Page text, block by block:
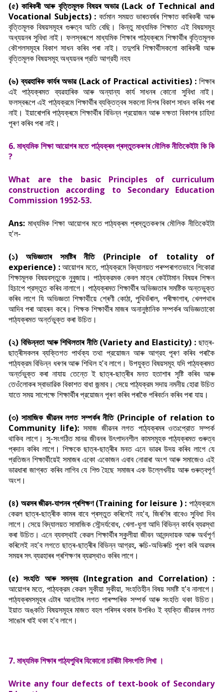
(৫) কাৰিকৰী আৰু বৃত্তিমূলক বিষয়ৰ অভাৱ (Lack of Technical and
Vocational Subjects) : বর্তমান সময়ত ভাৰতবৰ্ষৰ শিক্ষাত কাৰিকৰী আৰু
বৃত্তিমূলক বিষয়সমূহৰ গুৰুত্ব অতি বেছি। কিন্তু মাধ্যমিক শিক্ষাত এই বিষয়সমূহ
অধ্যয়নৰ সুবিধা নাই। ফলস্বৰূপে মাধ্যমিক শিক্ষাৰ পাঠ্যক্ৰমে শিক্ষাৰ্থীৰ বৃত্তিমূলক
কৌশলসমূহৰ বিকাশ সাধন কৰিব পৰা নাই। তদুপৰি শিক্ষাৰ্থীসকলো কাৰিকৰী আৰু
বৃত্তিমূলক বিষয়সমূহ অধ্যয়নৰ প্রতি আগ্রহী নহয
(৬) ব্যৱহাৰিক কাৰ্যৰ অভাৱ (Lack of Practical activities) : শিক্ষাৰ
এই পাঠ্যক্ৰমত ব্যৱহাৰিক আৰু অন্যান্য কাৰ্য সাধনৰ কোনো সুবিধা নাই।
ফলস্বৰূপে এই পাঠ্যক্রমে শিক্ষার্থীৰ ব্যক্তিত্বৰ সকলো দিশৰ বিকাশ সাধন কৰিব পৰা
নাই। ইয়াৰোপৰি পাঠ্যক্ৰমে শিক্ষার্থীৰ বিভিন্ন প্রয়োজন আৰু দক্ষতা বিকাশৰ চাহিদা
পূৰণ কৰিব পৰা নাই।
6. মাধ্যমিক শিক্ষা আয়োগৰ মতে পাঠ্যক্ৰম প্ৰস্তুতকৰণৰ মৌলিক নীতিকেইটা কি কি
?
What are the basic Principles of curriculum
construction according to Secondary Education
Commission 1952-53.
Ans: মাধ্যমিক শিক্ষা আয়োগৰ মতে পাঠ্যক্ৰম প্ৰস্তুতকৰণৰ মৌলিক নীতিকেইটা
হ'ল-
(১) অভিজ্ঞতাৰ সমষ্টিৰ নীতি (Principle of totality of
experience) :আয়োগৰ মতে, পাঠ্যক্রমে বিদ্যালয়ত পৰম্পৰাগতভাবে শিকোৱা
শিক্ষামূলক বিষয়বস্তুকে নুবুজায়। পাঠ্যক্রমক কেবল মাত্ৰ কেইটামান বিষয়ৰ শিক্ষন
হিচাপে প্রস্তুত কৰিব নালাগে। পাঠ্যক্ৰমত শিক্ষাৰ্থীৰ অভিজ্ঞতাৰ সমষ্টিক অন্তভুক্ত
কৰিব লাগে যি অভিজ্ঞতা শিক্ষার্থীয়ে শ্ৰেণী কোঠা, পুথিভঁৰাল, পৰীক্ষাগাৰ, খেলপথাৰ
আদিব পৰা আহৰন কৰে। শিক্ষক শিক্ষার্থীৰ মাজৰ অনানুষ্ঠানিক সম্পৰ্কৰ অভিজ্ঞতাকো
পাঠ্যক্ৰমত অর্ন্তভুক্ত কৰা উচিত।
(২) বিভিন্নতা আৰু শিথিলতাৰ নীতি (Variety and Elasticity) : ছাত্ৰ-
ছাত্ৰীসকলৰ ব্যক্তিগত পার্থক্য তথা প্রয়োজন আৰু আগ্রহ পূৰণ কৰিব পৰাকৈ
পাঠ্যক্রম বিভিন্ন ধৰণৰ আৰু শিথিল হ'ব লাগে। উপযুক্ত বিষয়সমূহ যদি পাঠ্যক্ৰমত
অর্ন্তভুক্ত কৰা নাযায় তেন্তে ই ছাত্ৰ-ছাত্ৰীৰ মনত হতাশাৰ সৃষ্টি কৰিব আৰু
তেওঁলোকৰ স্বাভাৱিক বিকাশত বাধা জন্মাব। সেয়ে পাঠ্যক্রম সদায় নমনীয় হোৱা উচিত
যাতে সময় সাপেক্ষে শিক্ষার্থীৰ প্রয়োজন পূৰণ কৰিব পৰাকৈ পৰিবৰ্তন কৰিব পৰা যায়।
(৩) সামাজিক জীৱনৰ লগত সম্পৰ্কৰ নীতি (Principle of relation to
Community life):সমাজ জীৱনৰ লগত পাঠ্যক্ৰমৰ ওতঃপ্রোত সম্পর্ক
থাকিব লাগে। সু-সংগঠিত মানৱ জীবনৰ উৎপাদনশীল কামসমূহক পাঠ্যক্ৰমত গুৰুত্ব
প্ৰদান কৰিব লাগে। শিক্ষকে ছাত্ৰ-ছাত্ৰীৰ মনত এনে ভাৱৰ উদয় কৰিব লাগে যে
প্রতিজন শিক্ষার্থীয়েই সমাজৰ একো একোজন এবাব নোৱাৰা অংশ আৰু সমাজেও এই
ভাৱধাৰা জাগ্ৰত কৰিব লাগিব যে শিশু হৈছে সমাজৰ এক উল্লেখনীয় আৰু গুৰুত্বপূৰ্ণ
অংশ।
(৪) অৱসৰ জীৱন-যাপনৰ প্ৰশিক্ষণ (Training for leisure ) : পাঠ্যক্রমে
কেৱল ছাত্ৰ-ছাত্ৰীক কামৰ বাবে প্ৰস্তুত কৰিলেই নহ'ব, জিৰণিৰ বাবেও সুবিধা দিব
লাগে। সেয়ে বিদ্যালয়ত সামাজিক সৌন্দর্যবোধ, খেলা-ধূলা আদি বিভিন্ন কার্যৰ ব্যৱস্থা
কৰা উচিত। এনে ব্যবস্থাই কেৱল শিক্ষাৰ্থীৰ স্কুলীয়া জীবন আনন্দদায়ক আৰু অৰ্থপূৰ্ণ
কৰিলেই নহ'ব লগতে ছাত্ৰ-ছাত্ৰীৰ বিভিন্ন আগ্রহ, ৰুচি-অভিৰুচি পূৰণ কৰি অৱসৰ
সময়ৰ সৎ ব্যৱহাৰৰ প্ৰশিক্ষণৰ ব্যৱস্থাও কৰিব লাগে।
(৫) সংহতি আৰু সমন্বয় (Integration and Correlation) :
আয়োগৰ মতে, পাঠ্যক্রম কেৱল সুকীয়া সুকীয়া, সংহতিহীন বিষয় সমষ্টি হ'ব নালাগে।
পাঠ্যক্ৰমসমূহৰ এটাৰ আনটোৰ লগত পাৰস্পৰিক সম্পৰ্ক আৰু সংহতি থকা উচিত।
ইয়াত অঙ্কতি বিষয়সমূহৰ মাজত বহল পৰিসৰ থকাৰ উপৰিও ই ব্যক্তি জীৱনৰ লগত
সাঙোৰ খাই থকা হ'ব লাগে।
7. মাধ্যমিক শিক্ষাৰ পাঠ্যপুথিৰ যিকোনো চাৰিটা বিসংগতি লিখা ।
Write any four defects of text-book of Secondary